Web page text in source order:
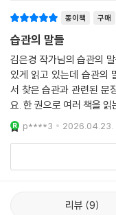
간은 늘어 갔지요. 결과적
내가 바라는 나의 모습을
가지며 자연히 나태함에서
저자의 이런 솔직한 고백
는 것은 쉽지 않은 일일 겁
지 못할 수도 있겠지요.
간을 갖는 것은 끝내 자기
모습이 아니라 자신에게
도울 겁니다. 느리더라도
종이책 구매
습관의 말들
김은경 작가님의 습관의
있게 읽고 있는데 습관의
서 찾은 습관과 관련된 문
요. 한 권으로 여러 책을 읽
p****3 2026.04.23.
리뷰 9